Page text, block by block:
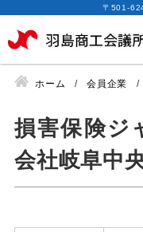
〒501-
ホーム 会員企業
損害保険ジ
会社岐阜中